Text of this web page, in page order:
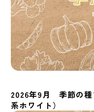
2026年9月 季節の
系ホワイト）